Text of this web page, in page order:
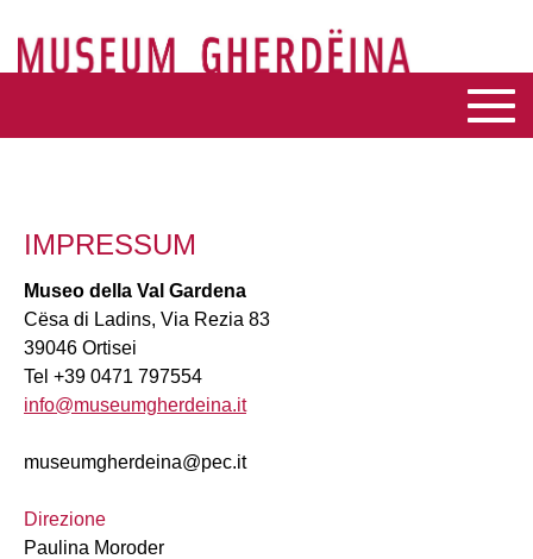
IMPRESSUM
Museo della Val Gardena
Cësa di Ladins, Via Rezia 83
39046 Ortisei
Tel +39 0471 797554
info@museumgherdeina.it
museumgherdeina@pec.it
Direzione
Paulina Moroder